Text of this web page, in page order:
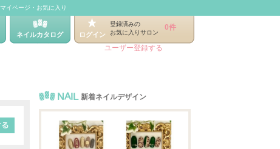
マイページ・お気に入り
ネイルカタログ ログイン
登録済みの
お気に入りサロン
0件
ユーザー登録する
NAIL 新着ネイルデザイン